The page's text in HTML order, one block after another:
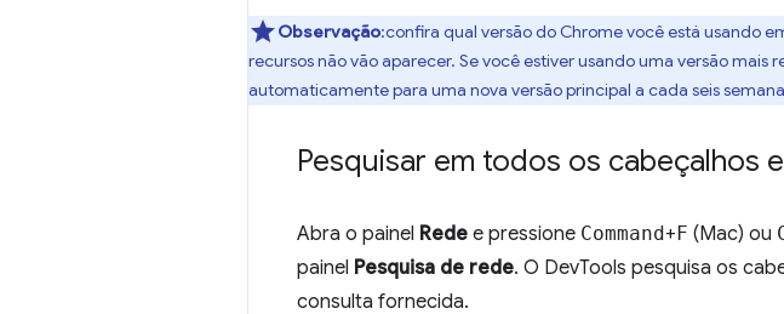
Observação:confira qual versão do Chrome você está usando
recursos não vão aparecer. Se você estiver usando uma versão
automaticamente para uma nova versão principal a cada seis
Pesquisar em todos os cabeçalhos
Abra o painel Rede e pressione Command+F (Mac) ou
painel Pesquisa de rede. O DevTools pesquisa os
consulta fornecida.